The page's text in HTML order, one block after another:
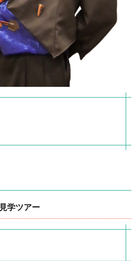
学ツアー